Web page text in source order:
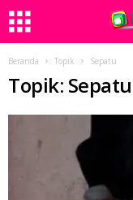
Beranda Topik Sepatu
Topik: Sepatu